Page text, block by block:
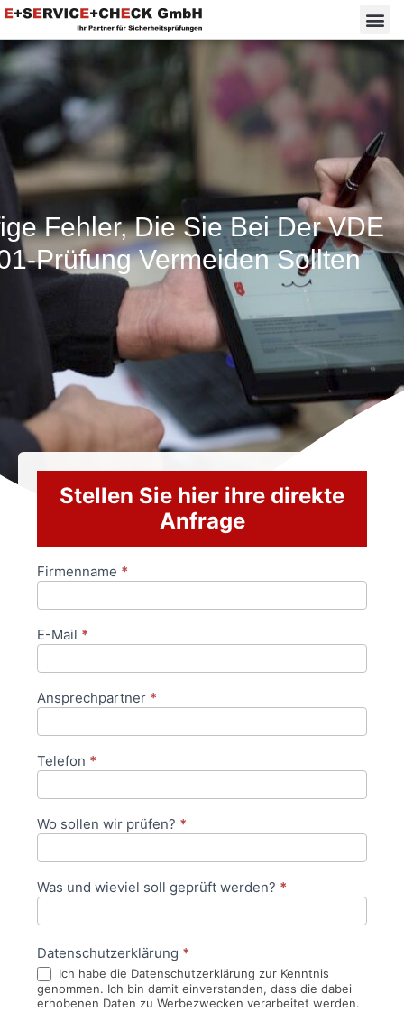
Fehler, Die Sie Bei Der VDE
Prüfung Vermeiden Sollten
Stellen Sie hier ihre direkte
Anfrage
Anfrageformular
Firmenname *
E-Mail *
Ansprechpartner *
Telefon *
Wo sollen wir prüfen? *
Was und wieviel soll geprüft werden? *
Datenschutzerklärung *
Ich habe die Datenschutzerklärung zur Kenntnis
genommen. Ich bin damit einverstanden, dass die dabei
erhobenen Daten zu Werbezwecken verarbeitet werden.